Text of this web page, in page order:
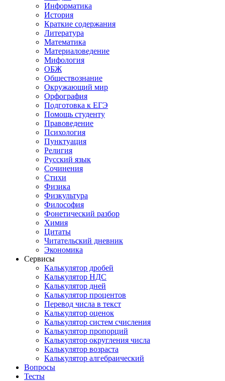
Информатика
История
Краткие содержания
Литература
Математика
Материаловедение
Мифология
ОБЖ
Обществознание
Окружающий мир
Орфография
Подготовка к ЕГЭ
Помощь студенту
Правоведение
Психология
Пунктуация
Религия
Русский язык
Сочинения
Стихи
Физика
Физкультура
Философия
Фонетический разбор
Химия
Цитаты
Читательский дневник
Экономика
Сервисы
Калькулятор дробей
Калькулятор НДС
Калькулятор дней
Калькулятор процентов
Перевод числа в текст
Калькулятор оценок
Калькулятор систем счисления
Калькулятор пропорций
Калькулятор округления числа
Калькулятор возраста
Калькулятор алгебраический
Вопросы
Тесты